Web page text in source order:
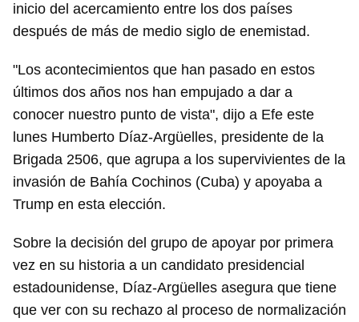
inicio del acercamiento entre los dos países
después de más de medio siglo de enemistad.
"Los acontecimientos que han pasado en estos
últimos dos años nos han empujado a dar a
conocer nuestro punto de vista", dijo a Efe este
lunes Humberto Díaz-Argüelles, presidente de la
Brigada 2506, que agrupa a los supervivientes de la
invasión de Bahía Cochinos (Cuba) y apoyaba a
Trump en esta elección.
Sobre la decisión del grupo de apoyar por primera
vez en su historia a un candidato presidencial
estadounidense, Díaz-Argüelles asegura que tiene
que ver con su rechazo al proceso de normalización